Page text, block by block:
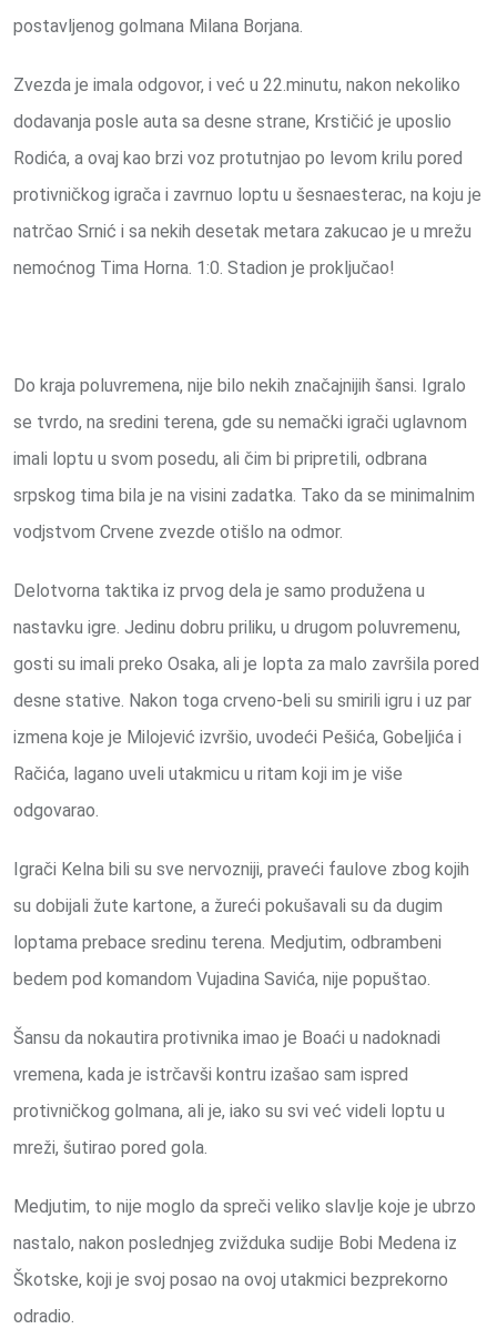
postavljenog golmana Milana Borjana.
Zvezda je imala odgovor, i već u 22.minutu, nakon nekoliko
dodavanja posle auta sa desne strane, Krstičić je uposlio
Rodića, a ovaj kao brzi voz protutnjao po levom krilu pored
protivničkog igrača i zavrnuo loptu u šesnaesterac, na koju je
natrčao Srnić i sa nekih desetak metara zakucao je u mrežu
nemoćnog Tima Horna. 1:0. Stadion je proključao!
Do kraja poluvremena, nije bilo nekih značajnijih šansi. Igralo
se tvrdo, na sredini terena, gde su nemački igrači uglavnom
imali loptu u svom posedu, ali čim bi pripretili, odbrana
srpskog tima bila je na visini zadatka. Tako da se minimalnim
vodjstvom Crvene zvezde otišlo na odmor.
Delotvorna taktika iz prvog dela je samo produžena u
nastavku igre. Jedinu dobru priliku, u drugom poluvremenu,
gosti su imali preko Osaka, ali je lopta za malo završila pored
desne stative. Nakon toga crveno-beli su smirili igru i uz par
izmena koje je Milojević izvršio, uvodeći Pešića, Gobeljića i
Račića, lagano uveli utakmicu u ritam koji im je više
odgovarao.
Igrači Kelna bili su sve nervozniji, praveći faulove zbog kojih
su dobijali žute kartone, a žureći pokušavali su da dugim
loptama prebace sredinu terena. Medjutim, odbrambeni
bedem pod komandom Vujadina Savića, nije popuštao.
Šansu da nokautira protivnika imao je Boaći u nadoknadi
vremena, kada je istrčavši kontru izašao sam ispred
protivničkog golmana, ali je, iako su svi već videli loptu u
mreži, šutirao pored gola.
Medjutim, to nije moglo da spreči veliko slavlje koje je ubrzo
nastalo, nakon poslednjeg zvižduka sudije Bobi Medena iz
Škotske, koji je svoj posao na ovoj utakmici bezprekorno
odradio.